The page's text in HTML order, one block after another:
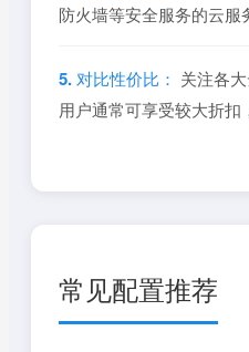
防火墙等安全服务的云服
5. 对比性价比： 关注各
用户通常可享受较大折扣
常见配置推荐